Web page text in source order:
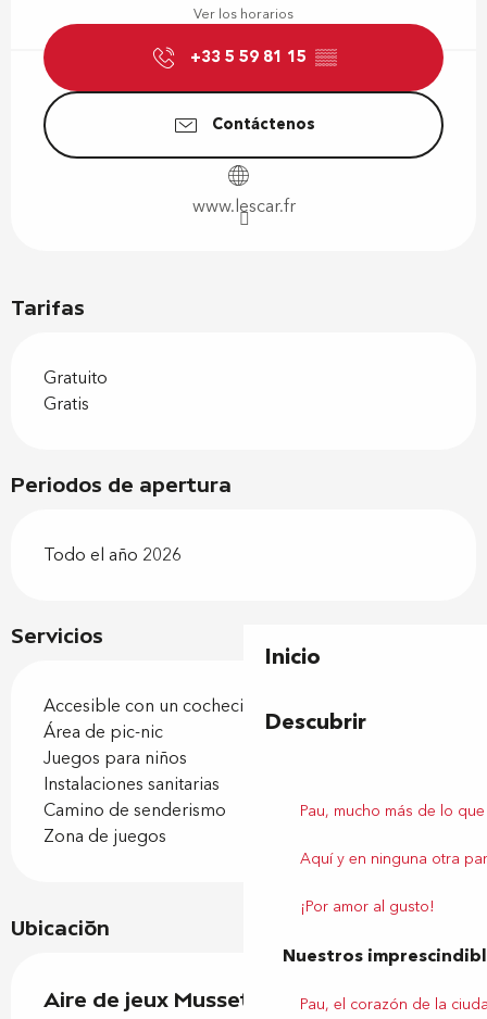
Inicio
Descubrir
Pau, mucho más de lo
Aquí y en ninguna otra
¡Por amor al gusto!
Nuestros
Pau, el corazón de la
Ver los horarios
+33 5 59 81 15 ▒▒
Contáctenos
www.lescar.fr
Servicios
Accesible con un cochecito
Área de pic-nic
Juegos para niños
Instalaciones sanitarias
Camino de senderismo
Zona de juegos
Tarifas
Gratuito
Gratis
Periodos de apertura
Todo el año 2026
Ubicación
Aire de jeux Musset